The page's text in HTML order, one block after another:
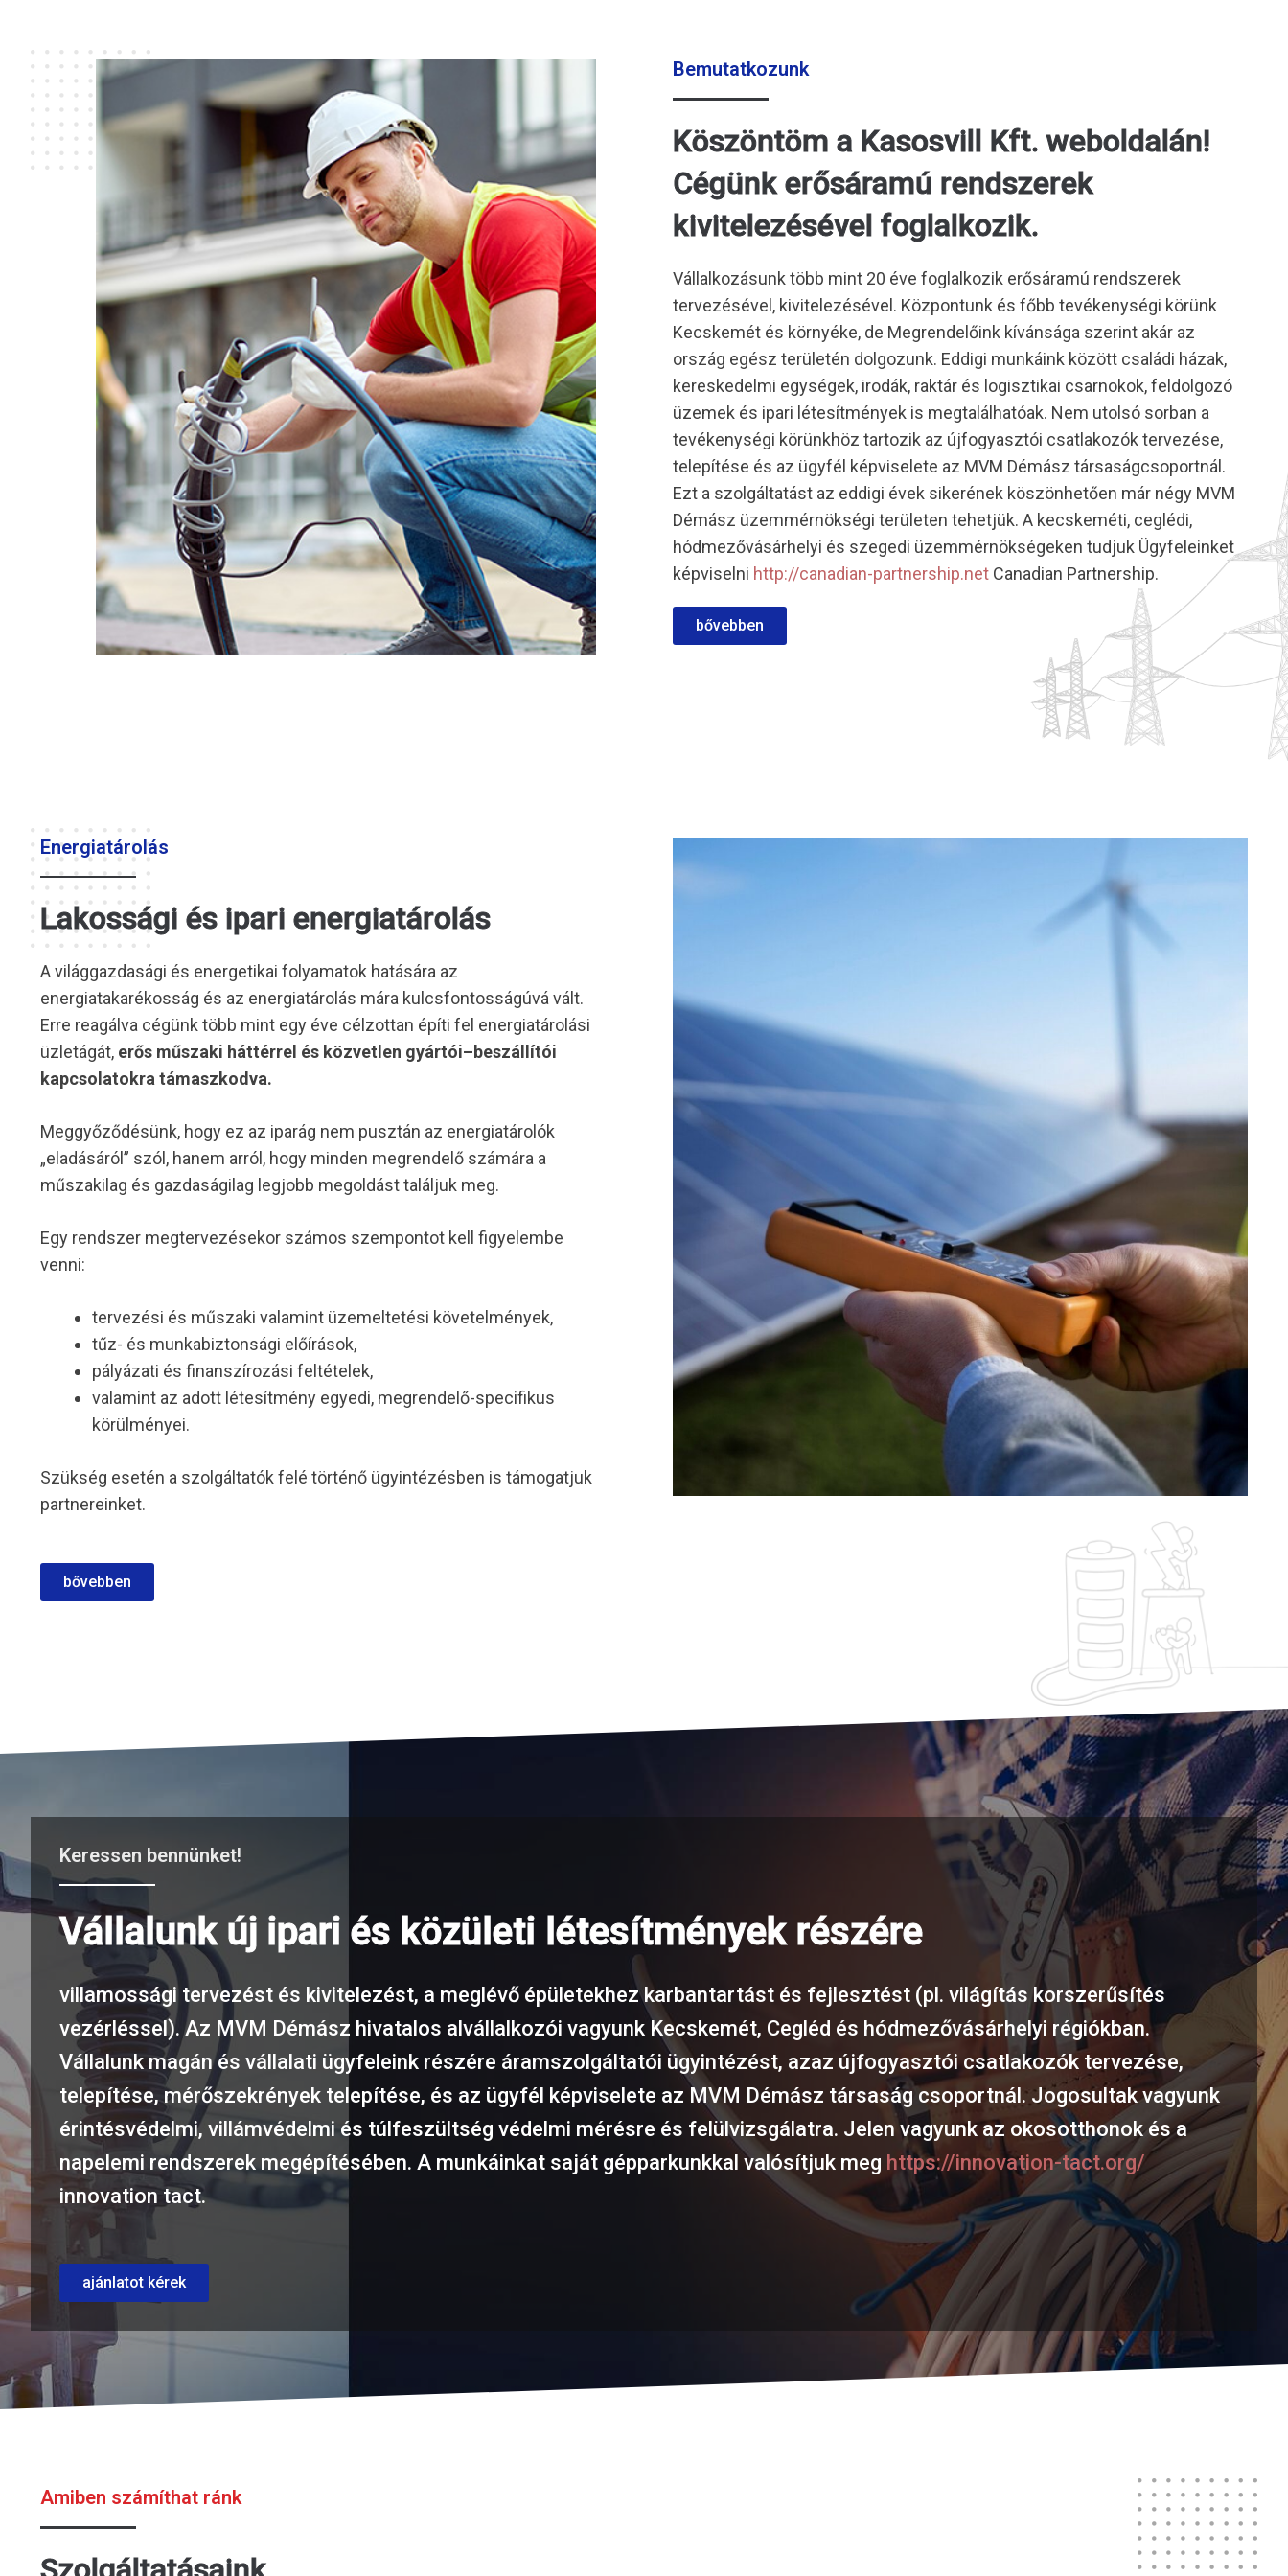
Bemutatkozunk
Köszöntöm a Kasosvill Kft. weboldalán!
Cégünk erősáramú rendszerek
kivitelezésével foglalkozik.
Vállalkozásunk több mint 20 éve foglalkozik erősáramú rendszerek
tervezésével, kivitelezésével. Központunk és főbb tevékenységi körünk
Kecskemét és környéke, de Megrendelőink kívánsága szerint akár az
ország egész területén dolgozunk. Eddigi munkáink között családi házak,
kereskedelmi egységek, irodák, raktár és logisztikai csarnokok, feldolgozó
üzemek és ipari létesítmények is megtalálhatóak. Nem utolsó sorban a
tevékenységi körünkhöz tartozik az újfogyasztói csatlakozók tervezése,
telepítése és az ügyfél képviselete az MVM Démász társaságcsoportnál.
Ezt a szolgáltatást az eddigi évek sikerének köszönhetően már négy MVM
Démász üzemmérnökségi területen tehetjük. A kecskeméti, ceglédi,
hódmezővásárhelyi és szegedi üzemmérnökségeken tudjuk Ügyfeleinket
képviselni http://canadian-partnership.net Canadian Partnership.
bővebben
Energiatárolás
Lakossági és ipari energiatárolás
A világgazdasági és energetikai folyamatok hatására az
energiatakarékosság és az energiatárolás mára kulcsfontosságúvá vált.
Erre reagálva cégünk több mint egy éve célzottan építi fel energiatárolási
üzletágát, erős műszaki háttérrel és közvetlen gyártói–beszállítói
kapcsolatokra támaszkodva.
Meggyőződésünk, hogy ez az iparág nem pusztán az energiatárolók
„eladásáról” szól, hanem arról, hogy minden megrendelő számára a
műszakilag és gazdaságilag legjobb megoldást találjuk meg.
Egy rendszer megtervezésekor számos szempontot kell figyelembe
venni:
tervezési és műszaki valamint üzemeltetési követelmények,
tűz- és munkabiztonsági előírások,
pályázati és finanszírozási feltételek,
valamint az adott létesítmény egyedi, megrendelő-specifikus
körülményei.
Szükség esetén a szolgáltatók felé történő ügyintézésben is támogatjuk
partnereinket.
bővebben
Keressen bennünket!
Vállalunk új ipari és közületi létesítmények részére
villamossági tervezést és kivitelezést, a meglévő épületekhez karbantartást és fejlesztést (pl. világítás korszerűsítés
vezérléssel). Az MVM Démász hivatalos alvállalkozói vagyunk Kecskemét, Cegléd és hódmezővásárhelyi régiókban.
Vállalunk magán és vállalati ügyfeleink részére áramszolgáltatói ügyintézést, azaz újfogyasztói csatlakozók tervezése,
telepítése, mérőszekrények telepítése, és az ügyfél képviselete az MVM Démász társaság csoportnál. Jogosultak vagyunk
érintésvédelmi, villámvédelmi és túlfeszültség védelmi mérésre és felülvizsgálatra. Jelen vagyunk az okosotthonok és a
napelemi rendszerek megépítésében. A munkáinkat saját gépparkunkkal valósítjuk meg https://innovation-tact.org/
innovation tact.
ajánlatot kérek
Amiben számíthat ránk